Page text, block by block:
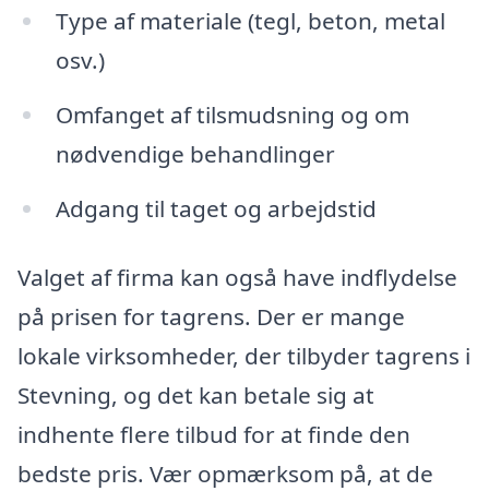
Type af materiale (tegl, beton, metal
osv.)
Omfanget af tilsmudsning og om
nødvendige behandlinger
Adgang til taget og arbejdstid
Valget af firma kan også have indflydelse
på prisen for tagrens. Der er mange
lokale virksomheder, der tilbyder tagrens i
Stevning, og det kan betale sig at
indhente flere tilbud for at finde den
bedste pris. Vær opmærksom på, at de